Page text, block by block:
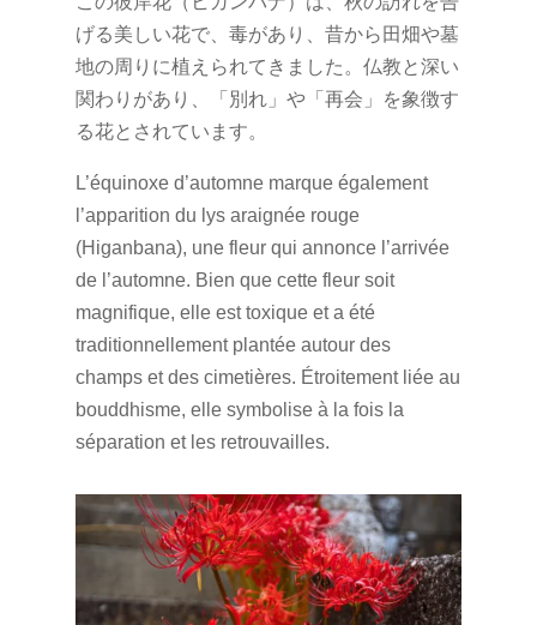
げる美しい花で、毒があり、昔から田畑や墓
地の周りに植えられてきました。仏教と深い
関わりがあり、「別れ」や「再会」を象徴す
る花とされています。
L’équinoxe d’automne marque également
l’apparition du lys araignée rouge
(Higanbana), une fleur qui annonce l’arrivée
de l’automne. Bien que cette fleur soit
magnifique, elle est toxique et a été
traditionnellement plantée autour des
champs et des cimetières. Étroitement liée au
bouddhisme, elle symbolise à la fois la
séparation et les retrouvailles.